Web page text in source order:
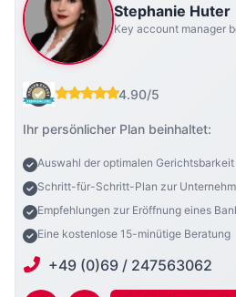
Stephanie Huter
Key account manager
4.90/5
Ihr persönlicher Plan beinhaltet:
Auswahl der optimalen Gerichtsbarkeit
Schritt-für-Schritt-Plan zur
Empfehlungen zur Eröffnung eines
Eine kostenlose 15-minütige Beratung
+49 (0)69 / 247563062